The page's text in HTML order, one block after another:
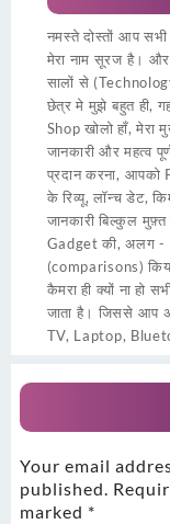
नमस्ते दोस्तों आप
मेरा नाम सूरज है।
सालों से
छेत्र मे मुझे बहुत ही,
Shop खोलो हाँ, मेरा
जानकारी और महत्व
प्रदान करना, आपको
के रिव्यू, लॉन्च डेट,
जानकारी बिल्कुल
Gadget की, अलग -
(comparisons)
कैमरा ही क्यों ना
जाता है। जिससे आप
TV, Laptop,
Your email
published.
marked *